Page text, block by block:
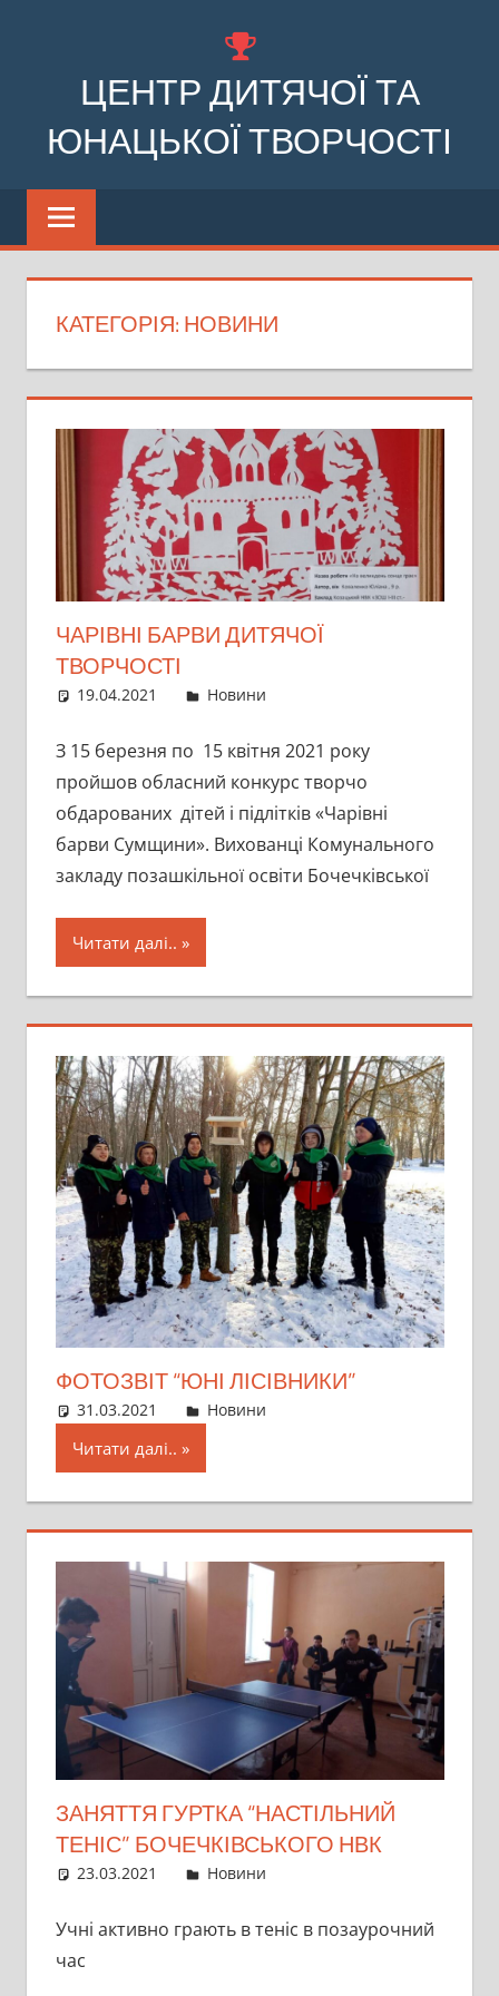
ЦЕНТР ДИТЯЧОЇ ТА
ЮНАЦЬКОЇ ТВОРЧОСТІ
Комунальний
заклад
позашкільної
освіти
сільської
КАТЕГОРІЯ:НОВИНИ
ЧАРІВНІ БАРВИ ДИТЯЧОЇ
ТВОРЧОСТІ
19.04.2021 director
Новини
З 15 березня по 15 квітня 2021 року
пройшов обласний конкурс творчо
обдарованих дітей і підлітків «Чарівні
барви Сумщини». Вихованці Комунального
закладу позашкільної освіти Бочечківської
Читати далі..
ФОТОЗВІТ “ЮНІ ЛІСІВНИКИ”
31.03.2021 director
Новини
Читати далі..
ЗАНЯТТЯ ГУРТКА “НАСТІЛЬНИЙ
ТЕНІС” БОЧЕЧКІВСЬКОГО НВК
23.03.2021 director
Новини
Учні активно грають в теніс в позаурочний
час